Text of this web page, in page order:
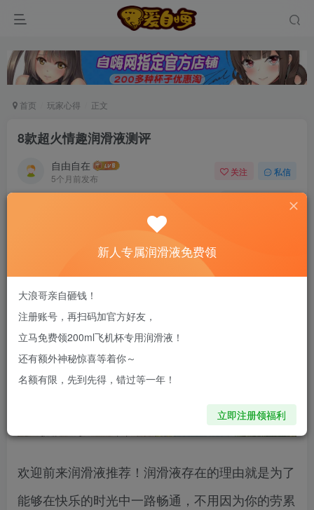
首页 玩家心得 正文
8款超火情趣润滑液测评
自由自在
5个月前发布
关注 私信
新老司机速来！注册自嗨网+扫码加好友，即
送200ml润滑液→
欢迎前来润滑液推荐！润滑液存在的理由就是为了
能够在快乐的时光中一路畅通，不用因为你的劳累
新人专属润滑液免费领
大浪哥亲自砸钱！
注册账号，再扫码加官方好友，
立马免费领200ml飞机杯专用润滑液！
还有额外神秘惊喜等着你～
名额有限，先到先得，错过等一年！
立即注册领福利